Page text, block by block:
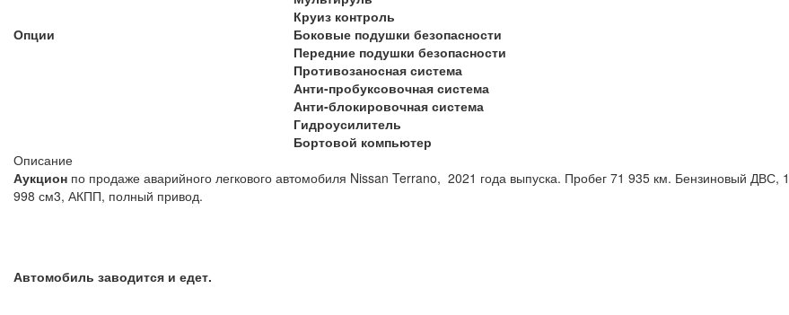
Опции
Круиз контроль
Боковые подушки безопасности
Передние подушки безопасности
Противозаносная система
Анти-пробуксовочная система
Анти-блокировочная система
Гидроусилитель
Бортовой компьютер
Описание
Аукцион по продаже аварийного легкового автомобиля Nissan Terrano, 2021 года выпуска. Пробег 71 935 км. Бензиновый ДВС, 1
998 см3, АКПП, полный привод.
Автомобиль заводится и едет.